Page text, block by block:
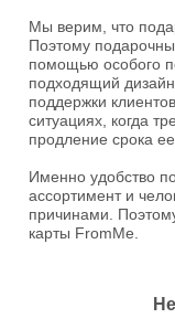
Мы верим, что
Поэтому
помощью особого
подходящий
поддержки
ситуациях, когда
продление срока ее
Именно удобство
ассортимент и
причинами.
карты FromMe.